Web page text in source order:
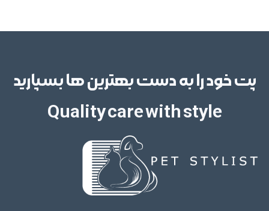
پت خود را به دست بهترین ها بسپارید
Quality care with style